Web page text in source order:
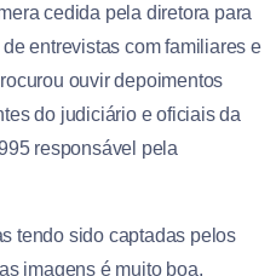
cedida pela diretora para
entrevistas com familiares e
ouvir depoimentos
do judiciário e oficiais da
responsável pela
tendo sido captadas pelos
imagens é muito boa,